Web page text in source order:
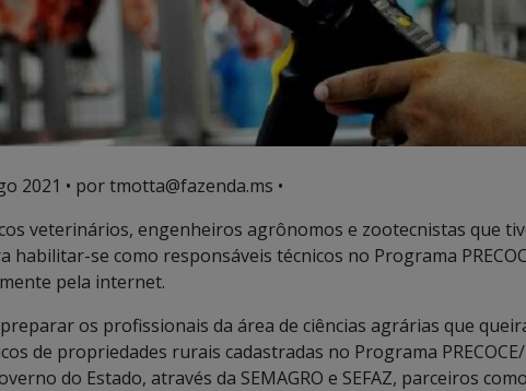
2021 • por tmotta@fazenda.ms •
veterinários, engenheiros agrônomos e zootecnistas que
habilitar-se como responsáveis técnicos no Programa
pela internet.
os profissionais da área de ciências agrárias que
de propriedades rurais cadastradas no Programa
do Estado, através da SEMAGRO e SEFAZ, parceiros